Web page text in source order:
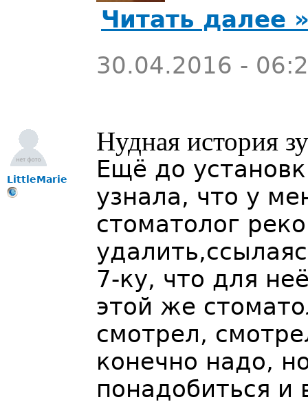
Читать далее
30.04.2016 -
LittleMarie
Нудная история
Ещё до
узнала, что у
стоматолог
7-ку, что для
этой же
смотрел,
конечно надо,
понадобиться и